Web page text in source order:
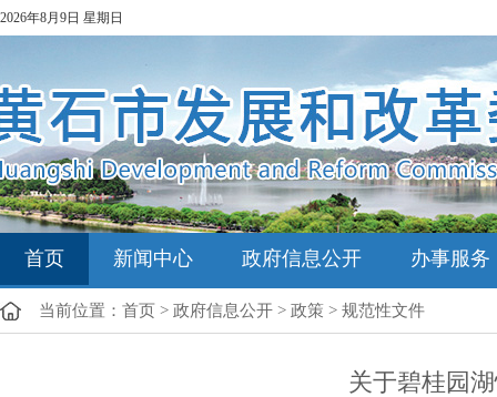
2026年8月9日 星期日
首页 新闻中心 政府信息公开 办事服务
当前位置： 首页 > 政府信息公开 > 政策 > 规范性文件
关于碧桂园